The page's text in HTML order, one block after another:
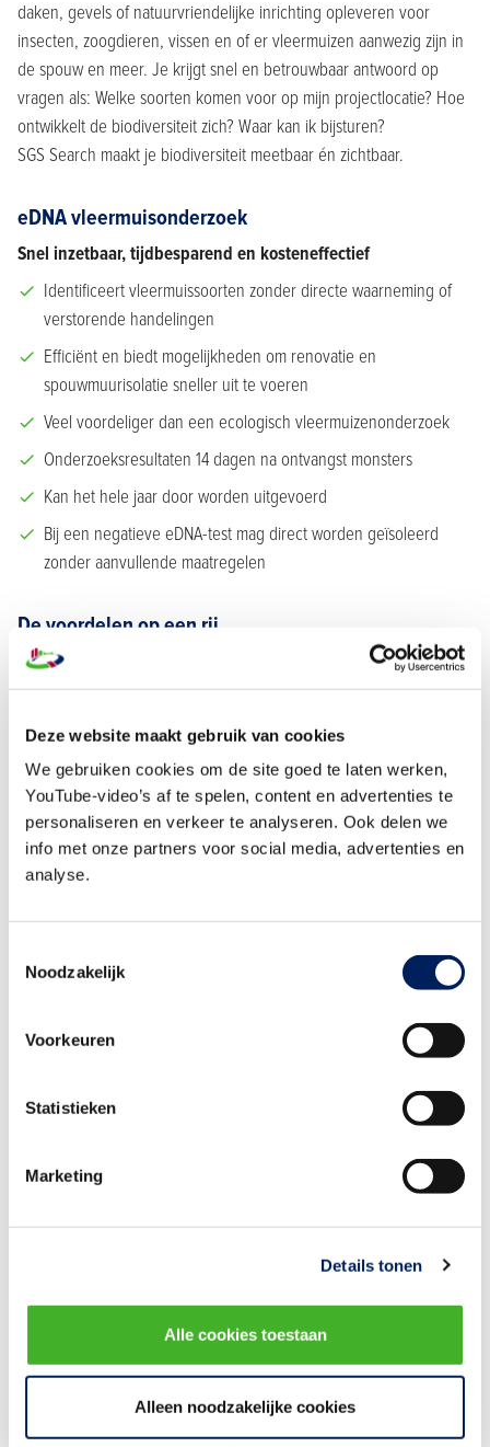
Deze website maakt gebruik van cookies
We gebruiken cookies om de site goed te laten werken,
YouTube-video’s af te spelen, content en advertenties te
personaliseren en verkeer te analyseren. Ook delen we
info met onze partners voor social media, advertenties en
analyse.
Noodzakelijk
Voorkeuren
Statistieken
Marketing
Details tonen
Alle cookies toestaan
Alleen noodzakelijke cookies
daken, gevels of natuurvriendelijke inrichting opleveren voor
insecten, zoogdieren, vissen en of er vleermuizen aanwezig zijn in
de spouw en meer. Je krijgt snel en betrouwbaar antwoord op
vragen als: Welke soorten komen voor op mijn projectlocatie? Hoe
ontwikkelt de biodiversiteit zich? Waar kan ik bijsturen?
SGS Search maakt je biodiversiteit meetbaar én zichtbaar.
eDNA vleermuisonderzoek
Snel inzetbaar, tijdbesparend en kosteneffectief
Identificeert vleermuissoorten zonder directe waarneming of
verstorende handelingen
Efficiënt en biedt mogelijkheden om renovatie en
spouwmuurisolatie sneller uit te voeren
Veel voordeliger dan een ecologisch vleermuizenonderzoek
Onderzoeksresultaten 14 dagen na ontvangst monsters
Kan het hele jaar door worden uitgevoerd
Bij een negatieve eDNA-test mag direct worden geïsoleerd
zonder aanvullende maatregelen
De voordelen op een rij
15%-50% staffelkorting op eDNA bemonsteringsmaterialen
vleermuizenonderzoek
Gegarandeerd (digitaal) onderzoeksresultaten 14 dagen na
ontvangst monsters
10% korting op BRL 5110 gecertificeerde monsterneming door
SGS search
1 verzamelfactuur per maand, 30 dagen betaaltermijn
Een vleermuizenonderzoek is verplicht bij alle aanpassingen
aan een gebouw die vleermuizen kunnen verstoren of doden.
of bij na-isolatie.
Heb je vragen? Stel ze gerust.
Wil je meer weten over dit ledenvoordeel en de